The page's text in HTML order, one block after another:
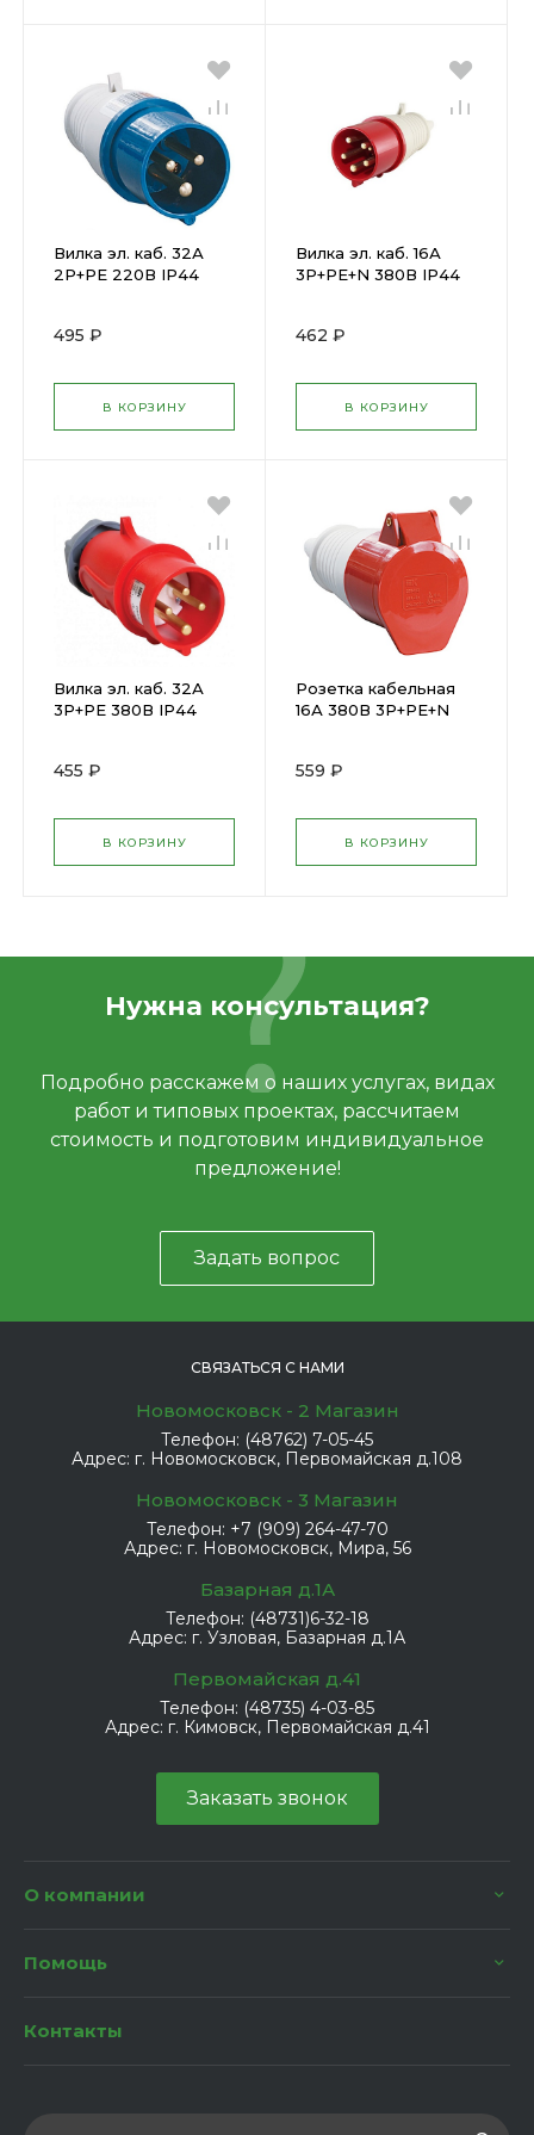
Вилка эл. каб. 32А
2P+PE 220В IP44
495 ₽
В КОРЗИНУ
Вилка эл. каб. 16А
3P+PE+N 380В IP44
462 ₽
В КОРЗИНУ
Вилка эл. каб. 32А
3P+PE 380В IP44
455 ₽
В КОРЗИНУ
Розетка кабельная
16А 380В 3P+PЕ+N
559 ₽
В КОРЗИНУ
Нужна консультация?
Подробно расскажем о наших услугах, видах
работ и типовых проектах, рассчитаем
стоимость и подготовим индивидуальное
предложение!
Задать вопрос
СВЯЗАТЬСЯ С НАМИ
Новомосковск - 2 Магазин
Телефон: (48762) 7-05-45
Адрес: г. Новомосковск, Первомайская д.108
Новомосковск - 3 Магазин
Телефон: +7 (909) 264-47-70
Адрес: г. Новомосковск, Мира, 56
Базарная д.1А
Телефон: (48731)6-32-18
Адрес: г. Узловая, Базарная д.1А
Первомайская д.41
Телефон: (48735) 4-03-85
Адрес: г. Кимовск, Первомайская д.41
Заказать звонок
О компании
Помощь
Контакты